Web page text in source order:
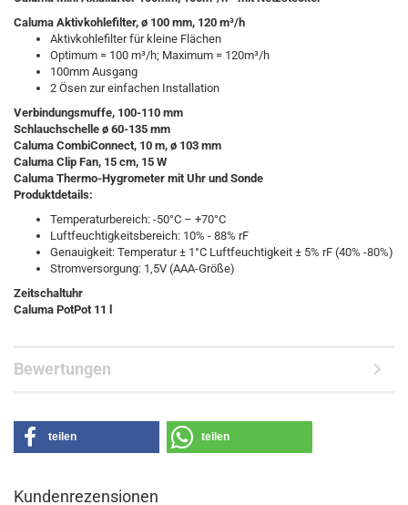
Caluma Aktivkohlefilter, ø 100 mm, 120 m³/h
Aktivkohlefilter für kleine Flächen
Optimum = 100 m³/h; Maximum = 120m³/h
100mm Ausgang
2 Ösen zur einfachen Installation
Verbindungsmuffe, 100-110 mm
Schlauchschelle ø 60-135 mm
Caluma CombiConnect, 10 m, ø 103 mm
Caluma Clip Fan, 15 cm, 15 W
Caluma Thermo-Hygrometer mit Uhr und Sonde
Produktdetails:
Temperaturbereich: -50°C – +70°C
Luftfeuchtigkeitsbereich: 10% - 88% rF
Genauigkeit: Temperatur ± 1°C Luftfeuchtigkeit ± 5% rF (40% -80%)
Stromversorgung: 1,5V (AAA-Größe)
Zeitschaltuhr
Caluma PotPot 11 l
Bewertungen
teilen teilen
Kundenrezensionen